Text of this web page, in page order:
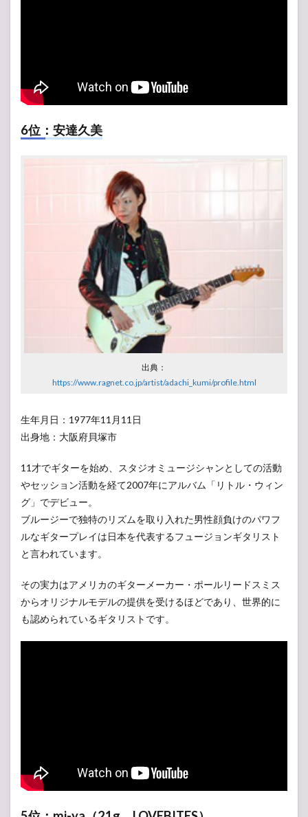
6位：安達久美
出典：
https://www.ragnet.co.jp/artist/adachi_kumi/profile.html
生年月日：1977年11月11日
出身地：大阪府貝塚市
11才でギターを始め、スタジオミュージシャンとしての活動
やセッション活動を経て2007年にアルバム「リトル・ウィン
グ」でデビュー。
ブルージーで独特のリズムを取り入れた男性顔負けのパワフ
ルなギタープレイは日本を代表するフュージョンギタリスト
と言われています。
その実力はアメリカのギターメーカー・ポールリードスミス
からオリジナルモデルの提供を受けるほどであり、世界的に
も認められているギタリストです。